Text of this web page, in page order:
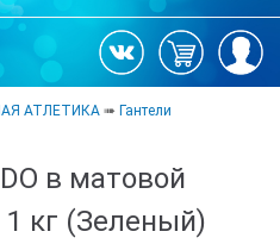
АТЛЕТИКА ➠Гантели
в матовой
1 кг (Зеленый)